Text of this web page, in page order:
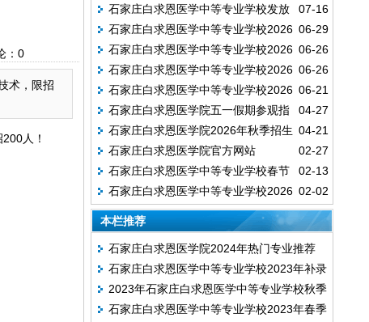
0
术，限招
人！
07-16
石家庄白求恩医学中等专业学校发放
2026年毕业证书的通知
06-29
石家庄白求恩医学中等专业学校2026
年面向邢台地区的招生计划
06-26
石家庄白求恩医学中等专业学校2026
年面向邯郸地区的招生计划
06-26
石家庄白求恩医学中等专业学校2026
年面向石家庄地区的招生计划
06-21
石家庄白求恩医学中等专业学校2026
年秋季新生开学时间
04-27
石家庄白求恩医学院五一假期参观指
南（附预约方式）
04-21
石家庄白求恩医学院2026年秋季招生
全面启动
02-27
石家庄白求恩医学院官方网站
02-13
石家庄白求恩医学中等专业学校春节
假期参观通知
02-02
石家庄白求恩医学中等专业学校2026
年春季开学时间
本栏推荐
石家庄白求恩医学院2024年热门专业推荐
石家庄白求恩医学中等专业学校2023年补录
计划
2023年石家庄白求恩医学中等专业学校秋季
招生补录开始啦!
石家庄白求恩医学中等专业学校2023年春季